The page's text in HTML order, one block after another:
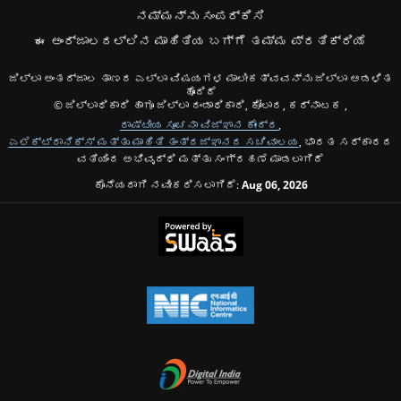
ನಮ್ಮನ್ನು ಸಂಪರ್ಕಿಸಿ
ಈ ಅಂರ್ಜಾಲದಲ್ಲಿನ ಮಾಹಿತಿಯ ಬಗ್ಗೆ ತಮ್ಮ ಪ್ರತಿಕ್ರಿಯೆ
ಜಿಲ್ಲಾ ಅಂತರ್ಜಾಲ ತಾಣದ ಎಲ್ಲಾ ವಿಷಯಗಳ ಮಾಲೀಕತ್ವವನ್ನು ಜಿಲ್ಲಾ ಆಡಳಿತ
ಹೊಂದಿದೆ
© ಜಿಲ್ಲಾಧಿಕಾರಿ ಹಾಗೂ ಜಿಲ್ಲಾ ದಂಡಾಧಿಕಾರಿ, ಕೋಲಾರ, ಕರ್ನಾಟಕ ,
ರಾಷ್ಟೀಯ ಸೂಚನಾ ವಿಜ್ಞಾನ ಕೇಂದ್ರ
ಎಲೆಕ್ಟ್ರಾನಿಕ್ಸ್ ಮತ್ತು ಮಾಹಿತಿ ತಂತ್ರಜ್ಞಾನದ ಸಚಿವಾಲಯ , ಭಾರತ ಸರ್ಕಾರದ
ವತಿಯಿಂದ ಅಭಿವೃದ್ಧಿ ಮತ್ತು ಸಂಗ್ರಹಣೆ ಮಾಡಲಾಗಿದೆ
ಕೊನೆಯದಾಗಿ ನವೀಕರಿಸಲಾಗಿದೆ:Aug 06, 2026